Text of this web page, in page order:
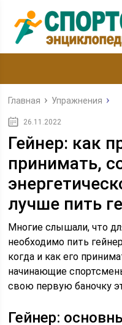
Главная Упражнения
26.11.2022
Гейнер: как
принимать,
лучше пить
Многие слышали, что
необходимо пить
когда и как его
начинающие
свою первую баночку
Гейнер: